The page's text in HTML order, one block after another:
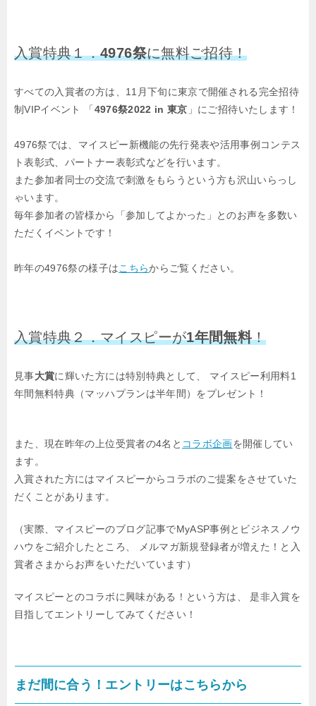
入賞特典１．4976祭に無料ご招待！
すべての入賞者の方は、11月下旬に東京で開催される完全招待
制VIPイベント
「 4976祭2022 in 東京 」にご招待いたします！
4976祭では、マイスピー新機能の先行発表や活用事例コンテス
ト表彰式、 パートナー表彰式などを行います。
また参加者同士の交流で刺激をもらうという方も沢山いらっし
ゃいます。
毎年参加者の皆様から「参加してよかった」とのお声を多数い
ただくイベントです！
昨年の4976祭の様子はこちらからご覧ください。
入賞特典２．マイスピーが1年間無料！
見事大賞に輝いた方には特別特典として、
マイスピー利用料1
年間無料特典（マッハプランは半年間）をプレゼント！
また、現在昨年の上位受賞者の4名と コラボ企画を開催してい
ます。
入賞された方にはマイスピーからコラボのご提案をさせていた
だくことがあります。
（実際、マイスピーのブログ記事でMyASP事例とビジネスノウ
ハウをご紹介したところ、
メルマガ新規登録者が増えた！と入
賞者さまからお声をいただいています）
マイスピーとのコラボに興味がある！という方は、
是非入賞を
目指してエントリーしてみてください！
まだ間に合う！エントリーはこちらから